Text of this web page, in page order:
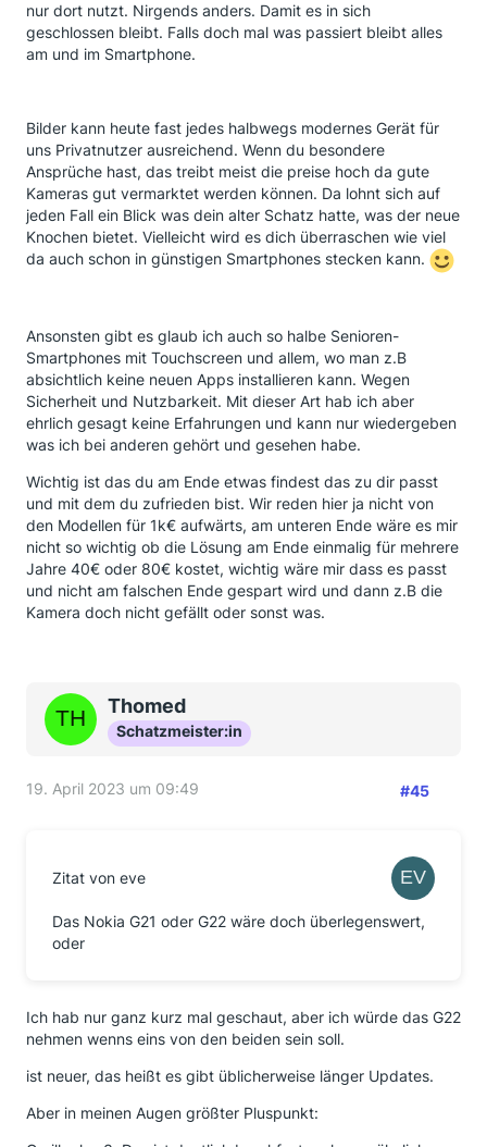
nur dort nutzt. Nirgends anders. Damit es in sich
geschlossen bleibt. Falls doch mal was passiert bleibt alles
am und im Smartphone.
Bilder kann heute fast jedes halbwegs modernes Gerät für
uns Privatnutzer ausreichend. Wenn du besondere
Ansprüche hast, das treibt meist die preise hoch da gute
Kameras gut vermarktet werden können. Da lohnt sich auf
jeden Fall ein Blick was dein alter Schatz hatte, was der neue
Knochen bietet. Vielleicht wird es dich überraschen wie viel
da auch schon in günstigen Smartphones stecken kann.
Ansonsten gibt es glaub ich auch so halbe Senioren-
Smartphones mit Touchscreen und allem, wo man z.B
absichtlich keine neuen Apps installieren kann. Wegen
Sicherheit und Nutzbarkeit. Mit dieser Art hab ich aber
ehrlich gesagt keine Erfahrungen und kann nur wiedergeben
was ich bei anderen gehört und gesehen habe.
Wichtig ist das du am Ende etwas findest das zu dir passt
und mit dem du zufrieden bist. Wir reden hier ja nicht von
den Modellen für 1k€ aufwärts, am unteren Ende wäre es mir
nicht so wichtig ob die Lösung am Ende einmalig für mehrere
Jahre 40€ oder 80€ kostet, wichtig wäre mir dass es passt
und nicht am falschen Ende gespart wird und dann z.B die
Kamera doch nicht gefällt oder sonst was.
Thomed
Schatzmeister:in
19. April 2023 um 09:49 #45
Zitat von eve
Das Nokia G21 oder G22 wäre doch überlegenswert,
oder
Ich hab nur ganz kurz mal geschaut, aber ich würde das G22
nehmen wenns eins von den beiden sein soll.
ist neuer, das heißt es gibt üblicherweise länger Updates.
Aber in meinen Augen größter Pluspunkt: